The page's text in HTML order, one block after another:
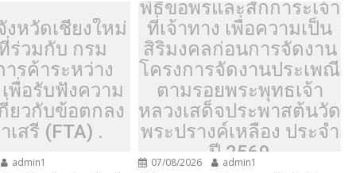
หวัดเชียงใหม่
ร่วมกับ กรม
ารค้าระหว่าง
พื่อรับฟังความ
ยวกับข้อตกลง
เสรี (FTA) .
admin1
พิธีขอพรและสักการะเจ้า
ที่เจ้าทาง เพื่อความเป็น
สิริมงคลก่อนการจัดงาน
โครงการจัดงานประเพณี
ตามรอยพระพุทธเจ้า
หลวงเสด็จประพาสต้นวัด
พระปรางค์เหลือง ประจำ
ปี 2569
07/08/2026 admin1